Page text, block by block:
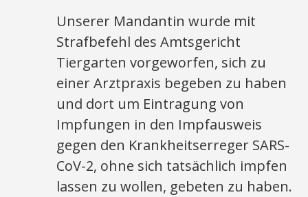
Unserer Mandantin wurde mit
Strafbefehl des Amtsgericht
Tiergarten vorgeworfen, sich zu
einer Arztpraxis begeben zu haben
und dort um Eintragung von
Impfungen in den Impfausweis
gegen den Krankheitserreger SARS-
CoV-2, ohne sich tatsächlich impfen
lassen zu wollen, gebeten zu haben.